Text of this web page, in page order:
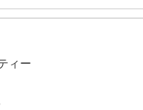
ィー